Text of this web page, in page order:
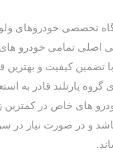
تخصصی خودروهای
گروه پارتلند قادر به
های خاص در کمترین
و در صورت نیاز در